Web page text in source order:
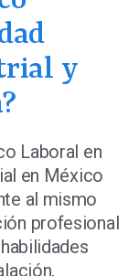
y
Laboral en
en México
al mismo
profesional